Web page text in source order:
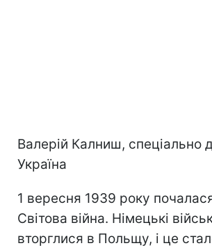
Валерій Калниш, спеціально
Україна
1 вересня 1939 року
Світова війна. Німецькі
вторглися в Польщу, і це